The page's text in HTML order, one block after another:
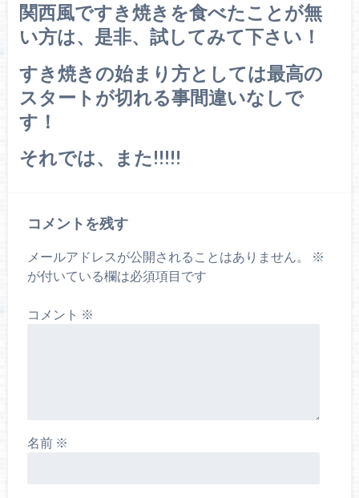
関西風ですき焼きを食べたことが無
い方は、是非、試してみて下さい！
すき焼きの始まり方としては最高の
スタートが切れる事間違いなしで
す！
それでは、また!!!!!
コメントを残す
メールアドレスが公開されることはありません。
※
が付いている欄は必須項目です
コメント ※
名前 ※